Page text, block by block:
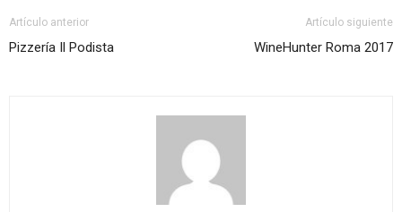
Artículo anterior
Pizzería Il Podista
Artículo siguiente
WineHunter Roma 2017